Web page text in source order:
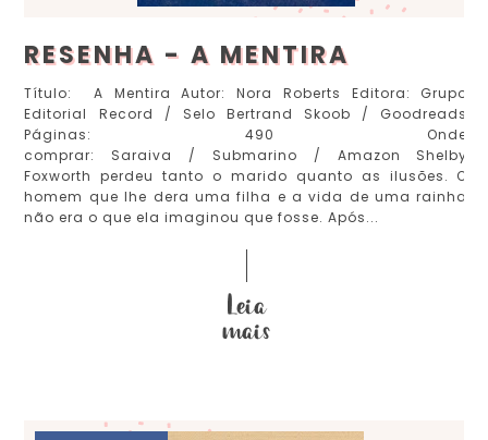
RESENHA - A MENTIRA
Título: A Mentira Autor: Nora Roberts Editora: Grupo
Editorial Record / Selo Bertrand Skoob / Goodreads
Páginas: 490 Onde
comprar: Saraiva / Submarino / Amazon Shelby
Foxworth perdeu tanto o marido quanto as ilusões. O
homem que lhe dera uma filha e a vida de uma rainha
não era o que ela imaginou que fosse. Após...